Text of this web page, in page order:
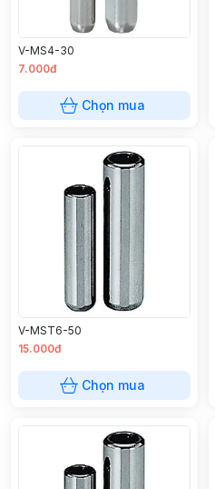
V-MS4-30
7.000đ
Chọn mua
V-MST6-50
15.000đ
Chọn mua